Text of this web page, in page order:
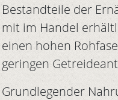
Bestandteile der
mit im Handel
einen hohen
geringen
Grundlegender